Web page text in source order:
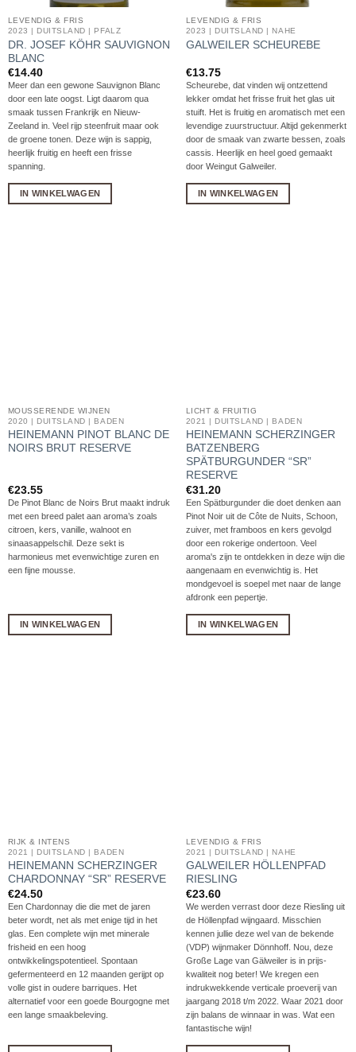
LEVENDIG & FRIS
2023 | DUITSLAND | PFALZ
DR. JOSEF KÖHR SAUVIGNON
BLANC
€14.40
Meer dan een gewone Sauvignon Blanc
door een late oogst. Ligt daarom qua
smaak tussen Frankrijk en Nieuw-
Zeeland in. Veel rijp steenfruit maar ook
de groene tonen. Deze wijn is sappig,
heerlijk fruitig en heeft een frisse
spanning.
IN WINKELWAGEN
LEVENDIG & FRIS
2023 | DUITSLAND | NAHE
GALWEILER SCHEUREBE
€13.75
Scheurebe, dat vinden wij ontzettend
lekker omdat het frisse fruit het glas uit
stuift. Het is fruitig en aromatisch met een
levendige zuurstructuur. Altijd gekenmerkt
door de smaak van zwarte bessen, zoals
cassis. Heerlijk en heel goed gemaakt
door Weingut Galweiler.
IN WINKELWAGEN
MOUSSERENDE WIJNEN
2020 | DUITSLAND | BADEN
HEINEMANN PINOT BLANC DE
NOIRS BRUT RESERVE
€23.55
De Pinot Blanc de Noirs Brut maakt indruk
met een breed palet aan aroma’s zoals
citroen, kers, vanille, walnoot en
sinaasappelschil. Deze sekt is
harmonieus met evenwichtige zuren en
een fijne mousse.
IN WINKELWAGEN
LICHT & FRUITIG
2021 | DUITSLAND | BADEN
HEINEMANN SCHERZINGER
BATZENBERG
SPÄTBURGUNDER “SR”
RESERVE
€31.20
Een Spätburgunder die doet denken aan
Pinot Noir uit de Côte de Nuits, Schoon,
zuiver, met framboos en kers gevolgd
door een rokerige ondertoon. Veel
aroma's zijn te ontdekken in deze wijn die
aangenaam en evenwichtig is. Het
mondgevoel is soepel met naar de lange
afdronk een pepertje.
IN WINKELWAGEN
RIJK & INTENS
2021 | DUITSLAND | BADEN
HEINEMANN SCHERZINGER
CHARDONNAY “SR” RESERVE
€24.50
Een Chardonnay die die met de jaren
beter wordt, net als met enige tijd in het
glas. Een complete wijn met minerale
frisheid en een hoog
ontwikkelingspotentieel. Spontaan
gefermenteerd en 12 maanden gerijpt op
volle gist in oudere barriques. Het
alternatief voor een goede Bourgogne met
een lange smaakbeleving.
LEVENDIG & FRIS
2021 | DUITSLAND | NAHE
GALWEILER HÖLLENPFAD
RIESLING
€23.60
We werden verrast door deze Riesling uit
de Höllenpfad wijngaard. Misschien
kennen jullie deze wel van de bekende
(VDP) wijnmaker Dönnhoff. Nou, deze
Große Lage van Gälweiler is in prijs-
kwaliteit nog beter! We kregen een
indrukwekkende verticale proeverij van
jaargang 2018 t/m 2022. Waar 2021 door
zijn balans de winnaar in was. Wat een
fantastische wijn!